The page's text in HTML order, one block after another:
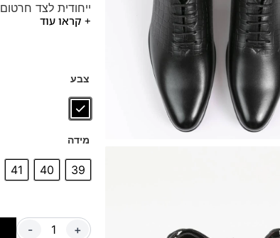
ייחודית לצד
הוסף זוג
+ קראו עוד
צבע
מידה
39
40
41
- +